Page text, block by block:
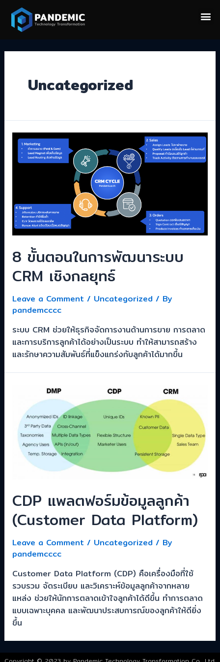
Uncategorized
8 ขั้นตอนในการพัฒนาระบบ
CRM เชิงกลยุทธ์
Leave a Comment / Uncategorized / By
pandemcccc
ระบบ CRM ช่วยให้ธุรกิจจัดการงานด้านการขาย การตลาด
และการบริการลูกค้าได้อย่างเป็นระบบ ทำให้สามารถสร้าง
และรักษาความสัมพันธ์ที่แข็งแกร่งกับลูกค้าได้มากขึ้น
CDP แพลตฟอร์มข้อมูลลูกค้า
(Customer Data Platform)
Leave a Comment / Uncategorized / By
pandemcccc
Customer Data Platform (CDP) คือเครื่องมือที่ใช้
รวบรวม จัดระเบียบ และวิเคราะห์ข้อมูลลูกค้าจากหลาย
แหล่ง ช่วยให้นักการตลาดเข้าใจลูกค้าได้ดีขึ้น ทำการตลาด
แบบเฉพาะบุคคล และพัฒนาประสบการณ์ของลูกค้าให้ดียิ่ง
ขึ้น